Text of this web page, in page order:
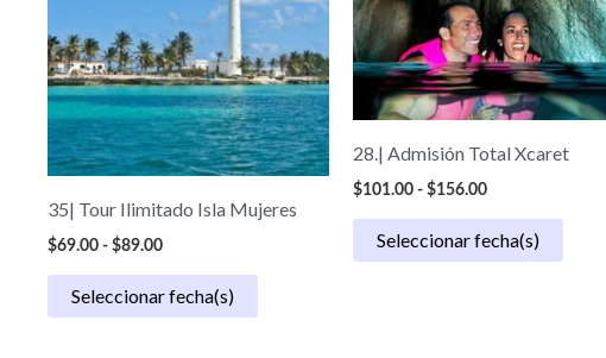
35| Tour Ilimitado Isla Mujeres
$69.00 - $89.00
hasta
$89.00
Seleccionar fecha(s)
28.| Admisión Total Xcaret
$101.00 - $156.00
hasta
$156.00
Seleccionar fecha(s)